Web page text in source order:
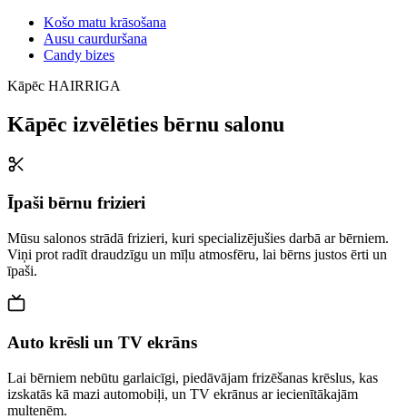
Košo matu krāsošana
Ausu caurduršana
Candy bizes
Kāpēc HAIRRIGA
Kāpēc izvēlēties bērnu salonu
Īpaši bērnu frizieri
Mūsu salonos strādā frizieri, kuri specializējušies darbā ar bērniem.
Viņi prot radīt draudzīgu un mīļu atmosfēru, lai bērns justos ērti un
īpaši.
Auto krēsli un TV ekrāns
Lai bērniem nebūtu garlaicīgi, piedāvājam frizēšanas krēslus, kas
izskatās kā mazi automobiļi, un TV ekrānus ar iecienītākajām
multenēm.